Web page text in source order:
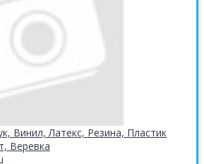
Винил, Латекс, Резина, Пластик
Веревка